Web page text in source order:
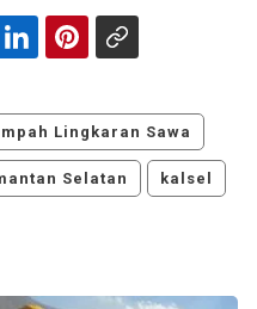
Lingkaran Sawa
Selatan kalsel